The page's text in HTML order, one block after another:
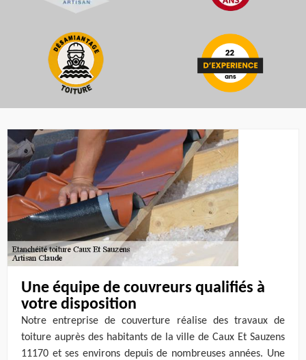
Une équipe de couvreurs qualifiés à
votre disposition
Notre entreprise de couverture réalise des travaux de
toiture auprès des habitants de la ville de Caux Et Sauzens
11170 et ses environs depuis de nombreuses années. Une